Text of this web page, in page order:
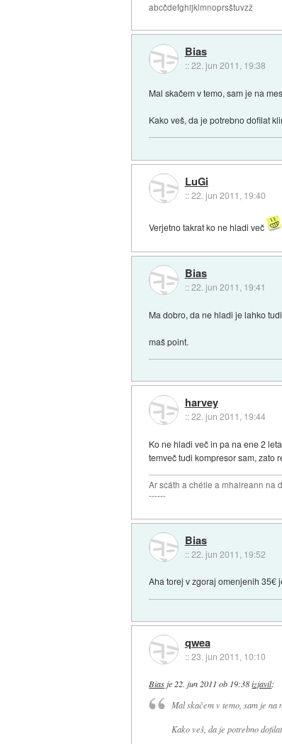
abcčdefghijklmnoprsštuvzž
Bias
::22. jun 2011, 19:38
Mal skačem v temo, sam je na
Kako veš, da je potrebno dofilat
LuGi
::22. jun 2011, 19:40
Verjetno takrat ko ne hladi več
Bias
::22. jun 2011, 19:41
Ma dobro, da ne hladi je lahko
maš point.
harvey
::22. jun 2011, 19:44
Ko ne hladi več in pa na ene 2
temveč tudi kompresor sam, zato
Ar scáth a chéile a mhaireann na
------
Bias
::22. jun 2011, 19:52
Aha torej v zgoraj omenjenih 35€
qwea
::23. jun 2011, 10:10
Bias je 22. jun 2011 ob 19:38 izjavil:
Mal skačem v temo, sam je na
Kako veš, da je potrebno